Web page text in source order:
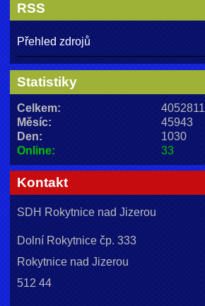
RSS
Přehled zdrojů
Statistiky
Online: 33
Celkem:
4052811
Měsíc:
45943
Den:
1030
Kontakt
SDH Rokytnice nad Jizerou
Dolní Rokytnice čp. 333
Rokytnice nad Jizerou
512 44